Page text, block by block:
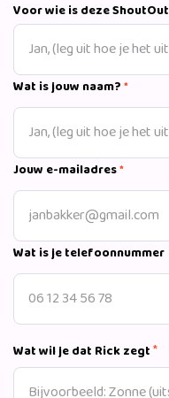
Voor wie is deze ShoutOut
Wat is jouw naam?*
Jouw e-mailadres*
Wat is je telefoonnummer
Wat wil je dat Rick zegt*